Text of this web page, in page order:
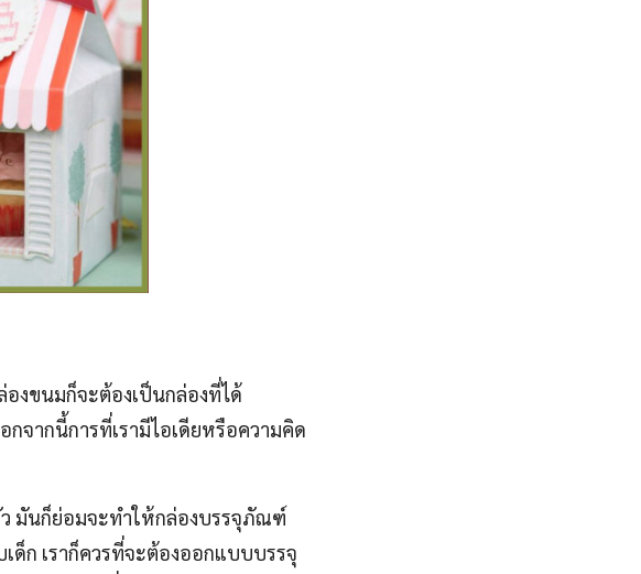
งขนมก็จะต้องเป็นกล่องที่ได้
จากนี้การที่เรามีไอเดียหรือความคิด
มันก็ย่อมจะทำให้กล่องบรรจุภัณฑ์
ด็ก เราก็ควรที่จะต้องออกแบบบรรจุ